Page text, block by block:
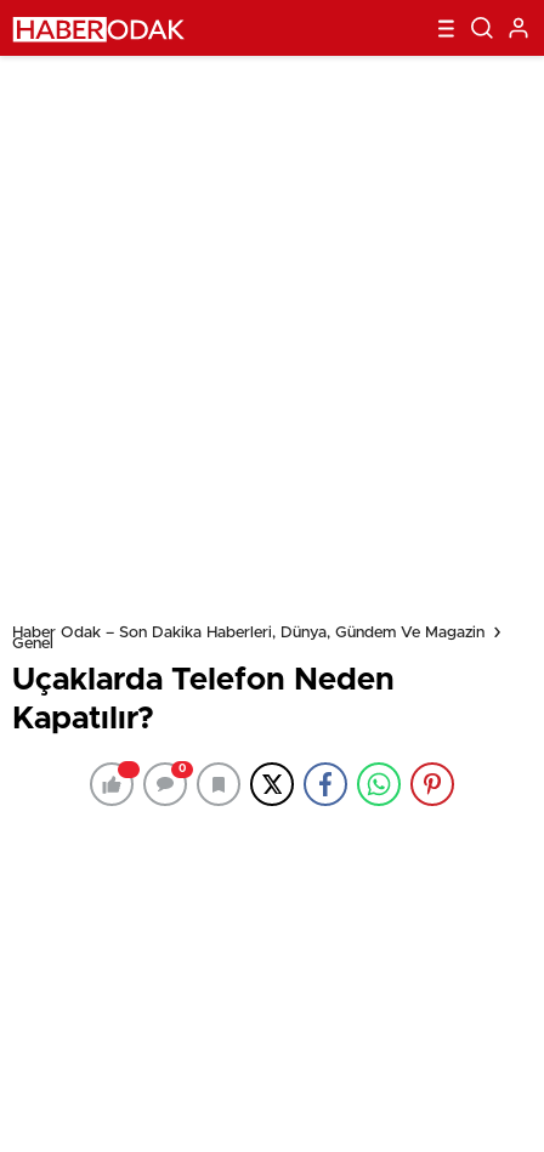
Haber Odak – Son Dakika Haberleri, Dünya, Gündem Ve Magazin
Genel
Uçaklarda Telefon Neden
Kapatılır?
0